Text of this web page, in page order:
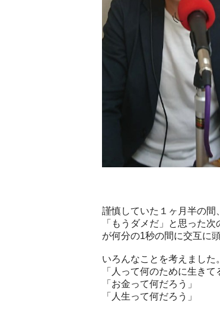
謹慎していた１ヶ月半の間
「もうダメだ」と思った
が何分の1秒の間に交互に
いろんなことを考えました。
「人って何のために生きて
「お金って何だろう」
「人生って何だろう」